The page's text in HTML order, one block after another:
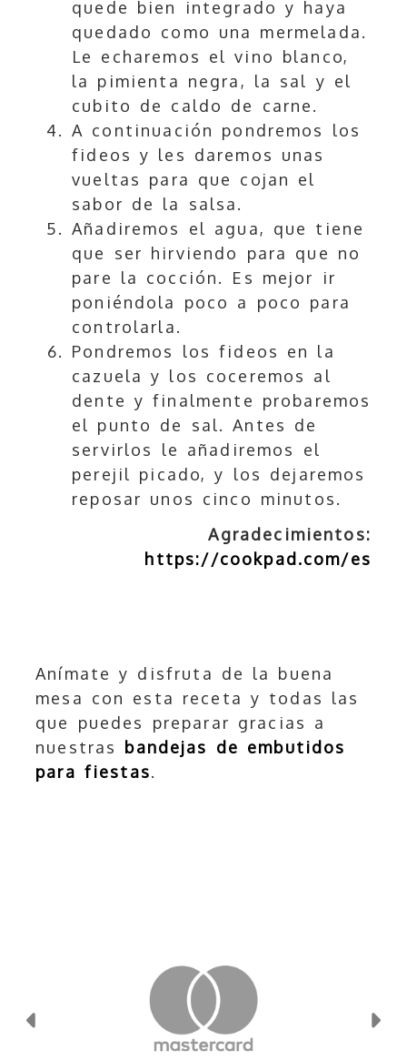
quede bien integrado y haya
quedado como una mermelada.
Le echaremos el vino blanco,
la pimienta negra, la sal y el
cubito de caldo de carne.
A continuación pondremos los
fideos y les daremos unas
vueltas para que cojan el
sabor de la salsa.
Añadiremos el agua, que tiene
que ser hirviendo para que no
pare la cocción. Es mejor ir
poniéndola poco a poco para
controlarla.
Pondremos los fideos en la
cazuela y los coceremos al
dente y finalmente probaremos
el punto de sal. Antes de
servirlos le añadiremos el
perejil picado, y los dejaremos
reposar unos cinco minutos.
Agradecimientos:
https://cookpad.com/es
Anímate y disfruta de la buena
mesa con esta receta y todas las
que puedes preparar gracias a
nuestras bandejas de embutidos
para fiestas.